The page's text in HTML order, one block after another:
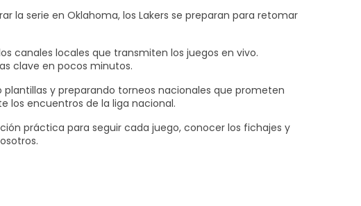
la serie en Oklahoma, los Lakers se preparan para retomar
canales locales que transmiten los juegos en vivo.
clave en pocos minutos.
y preparando torneos nacionales que prometen
los encuentros de la liga nacional.
práctica para seguir cada juego, conocer los fichajes y